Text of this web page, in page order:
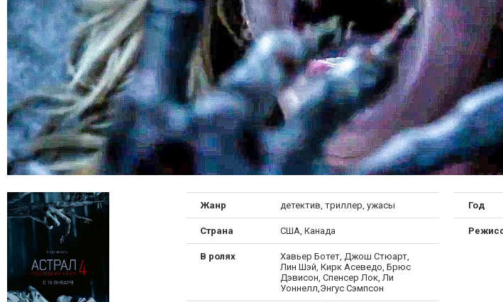
Жанр детектив, триллер, ужасы
Страна США, Канада
В ролях
Хавьер Ботет, Джош Стюарт,
Лин Шэй, Кирк Асеведо, Брюс
Дэвисон, Спенсер Лок, Ли
Уоннелл,Энгус Сэмпсон
Год